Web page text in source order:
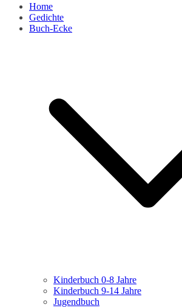
Home
Gedichte
Buch-Ecke
Kinderbuch 0-8 Jahre
Kinderbuch 9-14 Jahre
Jugendbuch